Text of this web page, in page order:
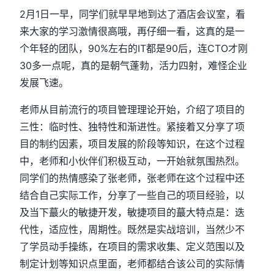
2月1日一早，同学们就早早地到达了酒店会议室，看
来大家的学习激情很高哦，再仔细一看，这真的是一
个年轻的团队，90%左右的IT都是90后，连CTO才刚
30多一点呢，真的是朝气蓬勃，活力四射，难怪企业
发展飞速。
老师从目前流行的项目管理理论开始，介绍了项目的
三性：临时性、独特性和渐进性。紧接着又分享了项
目的制约因素，项目发展的阶段等知识，在这个过程
中，老师和小伙伴们积极互动，一开始就氛围热烈。
同学们的热情感染了张老师，张老师在这个过程中还
结合自己实际工作，分享了一些自己的项目经验，以
及当下蕞火的敏捷开发，敏捷项目的蕞大特点是：迭
代性，适应性，周期性。既然是实战培训，当然少不
了学员动手操练，在项目的需求收集、定义范围以及
制定计划等知识点里面，老师都结合该公司的实际情